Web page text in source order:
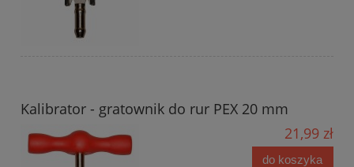
Kalibrator - gratownik do rur PEX 20 mm
21,99 zł
do koszyka